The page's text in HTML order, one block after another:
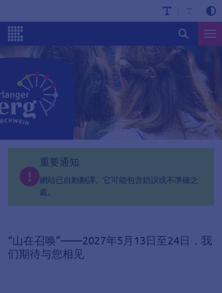
重要通知
網站已自動翻譯。它可能包含錯誤或不準確之
處。
“山在召唤”——2027年5月13日至24日，我
们期待与您相见